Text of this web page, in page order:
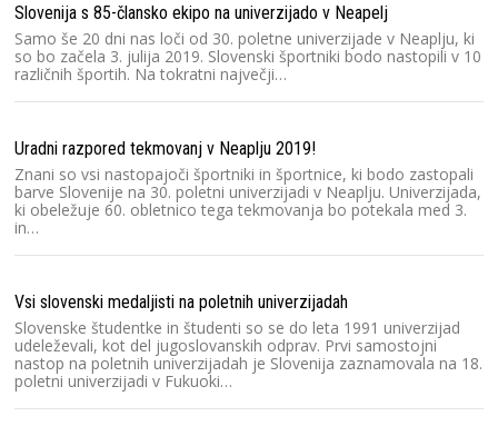
Slovenija s 85-člansko ekipo na univerzijado v Neapelj
Samo še 20 dni nas loči od 30. poletne univerzijade v Neaplju, ki
so bo začela 3. julija 2019. Slovenski športniki bodo nastopili v 10
različnih športih. Na tokratni največji…
Uradni razpored tekmovanj v Neaplju 2019!
Znani so vsi nastopajoči športniki in športnice, ki bodo zastopali
barve Slovenije na 30. poletni univerzijadi v Neaplju. Univerzijada,
ki obeležuje 60. obletnico tega tekmovanja bo potekala med 3.
in…
Vsi slovenski medaljisti na poletnih univerzijadah
Slovenske študentke in študenti so se do leta 1991 univerzijad
udeleževali, kot del jugoslovanskih odprav. Prvi samostojni
nastop na poletnih univerzijadah je Slovenija zaznamovala na 18.
poletni univerzijadi v Fukuoki…